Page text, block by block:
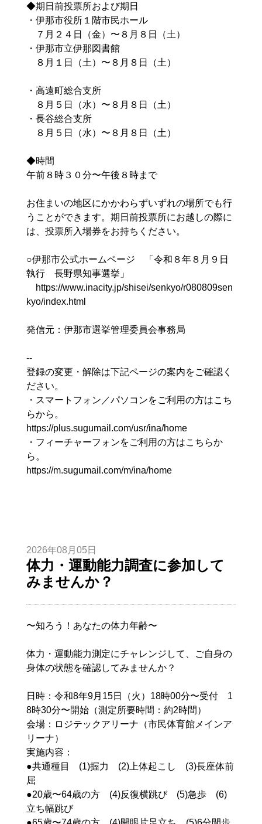
◆期日前投票所および期日
・伊那市役所１階市民ホール
７月２４日（金）〜８月８日（土）
・伊那市立伊那図書館
８月１日（土）〜８月８日（土）
・高遠町総合支所
８月５日（水）〜８月８日（土）
・長谷総合支所
８月５日（水）〜８月８日（土）
◆時間
午前８時３０分〜午後８時まで
お住まいの地区にかかわらずいずれの場所でも行
うことができます。期日前投票所にお越しの際に
は、投票所入場券をお持ちください。
○伊那市公式ホームページ 「令和８年８月９日
執行 長野県知事選挙」
https://www.inacity.jp/shisei/senkyo/r080809sen
kyo/index.html
発信元：伊那市選挙管理委員会事務局
--
登録の変更・解除は下記ページの案内をご確認く
ださい。
・スマートフォン／パソコンをご利用の方はこち
らから。
https://plus.sugumail.com/usr/ina/home
・フィーチャーフォンをご利用の方はこちらか
ら。
https://m.sugumail.com/m/ina/home
2026年08月05日
体力・運動能力調査に参加して
みませんか？
〜知ろう！あなたの体力年齢〜
体力・運動能力測定にチャレンジして、ご自身の
身体の状態を確認してみませんか？
日時：令和8年9月15日（火）18時00分〜受付 1
8時30分〜開始（測定所要時間：約2時間）
会場：ロジテックアリーナ（市民体育館メインア
リーナ）
実施内容：
●共通種目 (1)握力 (2)上体起こし (3)長座体前
屈
●20歳〜64歳の方 (4)反復横跳び (5)急歩 (6)
立ち幅跳び